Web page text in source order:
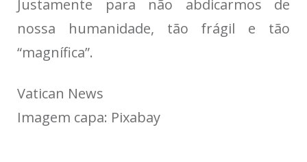
Justamente para não abdicarmos de
nossa humanidade, tão frágil e tão
“magnífica”.
Vatican News
Imagem capa: Pixabay